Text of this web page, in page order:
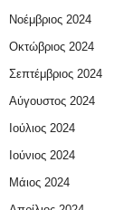
Νοέμβριος 2024
Οκτώβριος 2024
Σεπτέμβριος 2024
Αύγουστος 2024
Ιούλιος 2024
Ιούνιος 2024
Μάιος 2024